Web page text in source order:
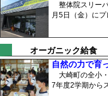
整体院スリー
月5日（金）に
オーガニック給食
自然の力で育
大崎町の全小
7年度2学期から